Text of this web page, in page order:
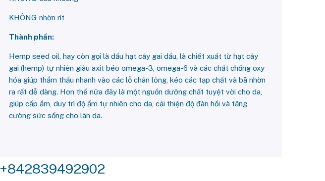
KHÔNG nhờn rít
Thành phần:
Hemp seed oil, hay còn gọi là dầu hạt cây gai dầu, là chiết xuất từ hạt cây
gai (hemp) tự nhiên giàu axit béo omega-3, omega-6 và các chất chống oxy
hóa giúp thẩm thấu nhanh vào các lỗ chân lông, kéo các tạp chất và bã nhờn
ra rất dễ dàng. Hơn thế nữa đây là một nguồn dưỡng chất tuyệt vời cho da,
giúp cấp ẩm, duy trì độ ẩm tự nhiên cho da, cải thiện độ đàn hồi và tăng
cường sức sống cho làn da.
+842839492902